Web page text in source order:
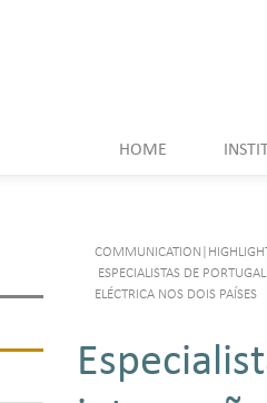
HOME
COMMUNICATION
ESPECIALISTAS DE
ELÉCTRICA NOS DOIS PAÍSES